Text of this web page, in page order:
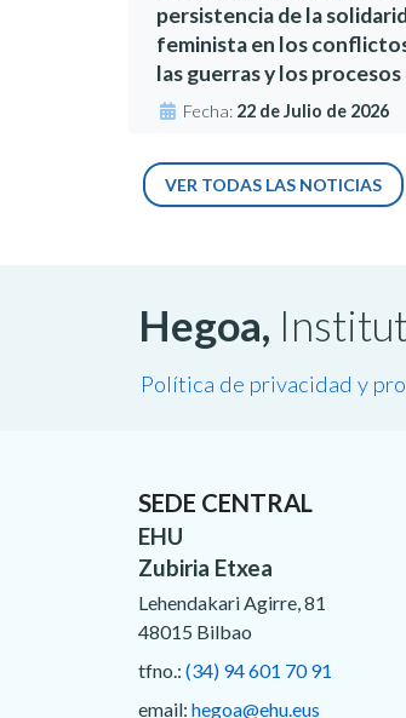
persistencia de la
feminista en los
las guerras y los procesos
Fecha: 22 de Julio de 2026
VER TODAS LAS NOTICIAS
Hegoa,
Política de privacidad y
SEDE CENTRAL
EHU
Zubiria Etxea
Lehendakari Agirre, 81
48015 Bilbao
tfno.: (34) 94 601 70 91
email: hegoa@ehu.eus